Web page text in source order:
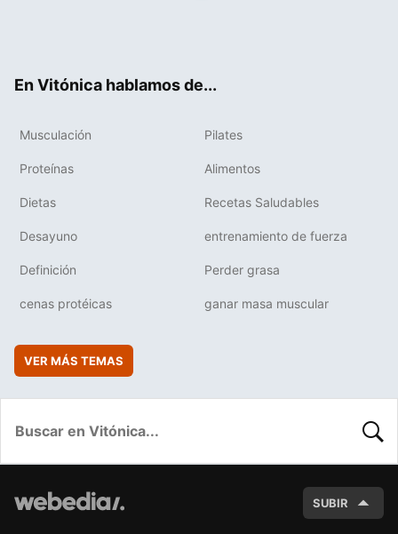
En Vitónica hablamos de...
Musculación Pilates
Proteínas Alimentos
Dietas Recetas Saludables
Desayuno entrenamiento de fuerza
Definición Perder grasa
cenas protéicas ganar masa muscular
VER MÁS TEMAS
SUBIR